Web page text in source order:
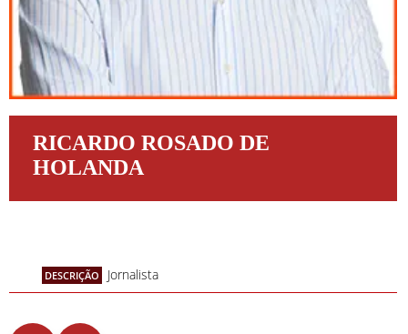
RICARDO ROSADO DE
HOLANDA
DESCRIÇÃO Jornalista